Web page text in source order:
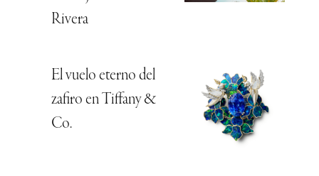
Rivera
El vuelo eterno del
zafiro en Tiffany &
Co.